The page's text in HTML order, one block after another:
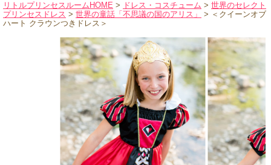
リトルプリンセスルームHOME > ドレス・コスチューム > 世界のセレクト
プリンセスドレス > 世界の童話「不思議の国のアリス」
> ＜クイーンオブ
ハート クラウンつきドレス＞
アウトレット
ショッピングインフォメーション
会社概要
お支払・送料
返品・交換
サイズの測り方
よくあるご質問
レビューを見る